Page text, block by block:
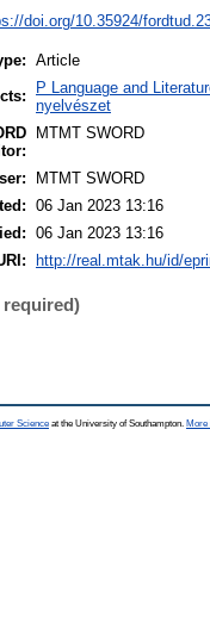
doi.org/10.35924/
Article
P Language and
nyelvészet
MTMT SWORD
MTMT SWORD
06 Jan 2023 13:16
06 Jan 2023 13:16
http://real.mtak.hu/id/
Science at the University of Southampton. More